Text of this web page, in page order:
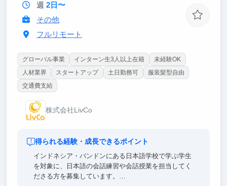
週 2日〜
その他
フルリモート
グローバル事業 インターン生3人以上在籍
未経験OK
人材業界
スタートアップ 土日勤務可
服装髪型自由
交通費支給
株式会社LivCo
得られる経験・成長できるポイント
インドネシア・バンドンにある日本語学校で学ぶ学生
を対象に、日本語の会話練習や会話授業を担当してく
ださる方を募集しています。